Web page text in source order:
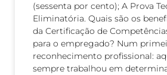
(sessenta por cento); A Prova
Eliminatória. Quais são os
da Certificação de
para o empregado? Num
reconhecimento profissional:
sempre trabalhou em